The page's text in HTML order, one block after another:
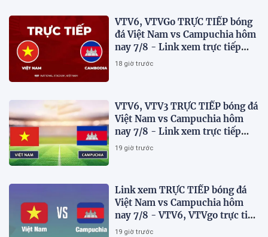
VTV6, VTVGo TRỰC TIẾP bóng
đá Việt Nam vs Campuchia hôm
nay 7/8 - Link xem trực tiếp
AFF Cup 2026 mới nhất
18 giờ trước
VTV6, VTV3 TRỰC TIẾP bóng đá
Việt Nam vs Campuchia hôm
nay 7/8 - Link xem trực tiếp
AFF Cup 2026 mới nhất
19 giờ trước
Link xem TRỰC TIẾP bóng đá
Việt Nam vs Campuchia hôm
nay 7/8 - VTV6, VTVgo trực tiếp
AFF Cup 2026
19 giờ trước